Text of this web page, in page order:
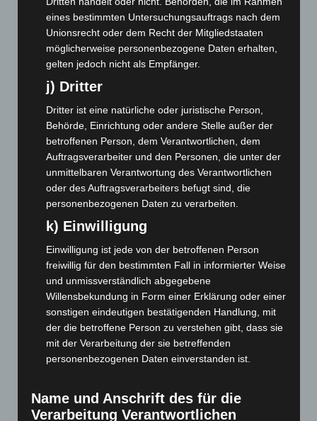
April 2025(88)
März 2025(111)
Februar 2025(96)
Januar 2025
Dezember 2024(89)
November 2024(94)
Oktober 2024(93)
September 2024(112)
August 2024(107)
Juli 2024(89)
Juni 2024(107)
Mai 2024
(149)
April 2024(102)
März 2024(103)
Februar 2024(103)
Januar 2024 (111)
Dezember 2023(130)
Oktober 2023(114)
September 2023(133)
eines bestimmten Untersuchungsauftrags nach dem
Unionsrecht oder dem Recht der Mitgliedstaaten
möglicherweise personenbezogene Daten erhalten,
gelten jedoch nicht als Empfänger.
j) Dritter
Dritter ist eine natürliche oder juristische Person,
Behörde, Einrichtung oder andere Stelle außer der
betroffenen Person, dem Verantwortlichen, dem
Auftragsverarbeiter und den Personen, die unter der
unmittelbaren Verantwortung des Verantwortlichen
oder des Auftragsverarbeiters befugt sind, die
personenbezogenen Daten zu verarbeiten.
k) Einwilligung
Einwilligung ist jede von der betroffenen Person
freiwillig für den bestimmten Fall in informierter Weise
und unmissverständlich abgegebene
Willensbekundung in Form einer Erklärung oder einer
sonstigen eindeutigen bestätigenden Handlung, mit
der die betroffene Person zu verstehen gibt, dass sie
mit der Verarbeitung der sie betreffenden
personenbezogenen Daten einverstanden ist.
Name und Anschrift des für die
Verarbeitung Verantwortlichen